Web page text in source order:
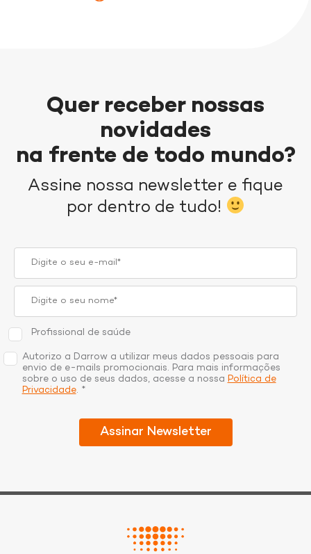
Quer receber nossas
novidades
na frente de todo mundo?
Assine nossa newsletter e fique
por dentro de tudo!
Profissional de saúde
Autorizo a Darrow a utilizar meus dados pessoais para
envio de e-mails promocionais. Para mais informações
sobre o uso de seus dados, acesse a nossa Política de
Privacidade. *